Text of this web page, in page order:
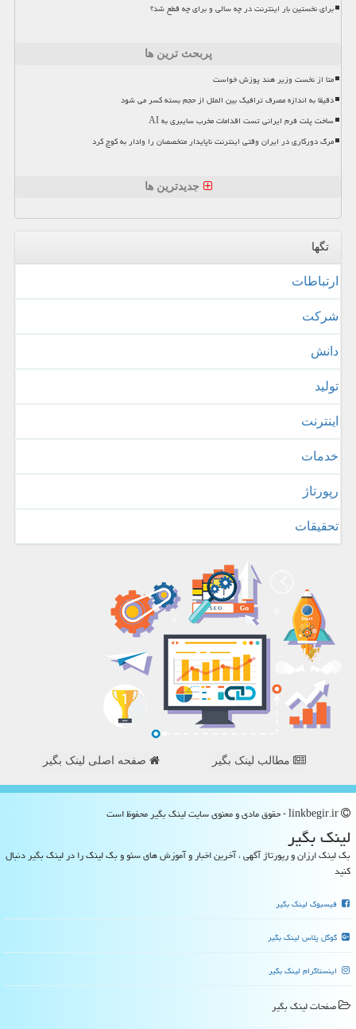
برای نخستین بار اینترنت در چه سالی و برای چه قطع شد؟
پربحث ترین ها
متا از نخست وزیر هند پوزش خواست
دقیقا به اندازه مصرف ترافیک بین الملل از حجم بسته کسر می شود
ساخت پلت فرم ایرانی تست اقدامات مخرب سایبری به AI
مرگ دورکاری در ایران وقتی اینترنت ناپایدار متخصصان را وادار به کوچ کرد
جدیدترین ها
تگها
ارتباطات
شركت
دانش
تولید
اینترنت
خدمات
رپورتاژ
تحقیقات
مطالب لینک بگیر صفحه اصلی لینک بگیر
لینك بگیر
بک لینک ارزان و رپورتاژ آگهی ، آخرین اخبار و آموزش های سئو و بک لینک را در لینک بگیر دنبال
کنید
فیسبوک لینک بگیر
گوگل پلاس لینک بگیر
اینستاگرام لینک بگیر
صفحات لینك بگیر